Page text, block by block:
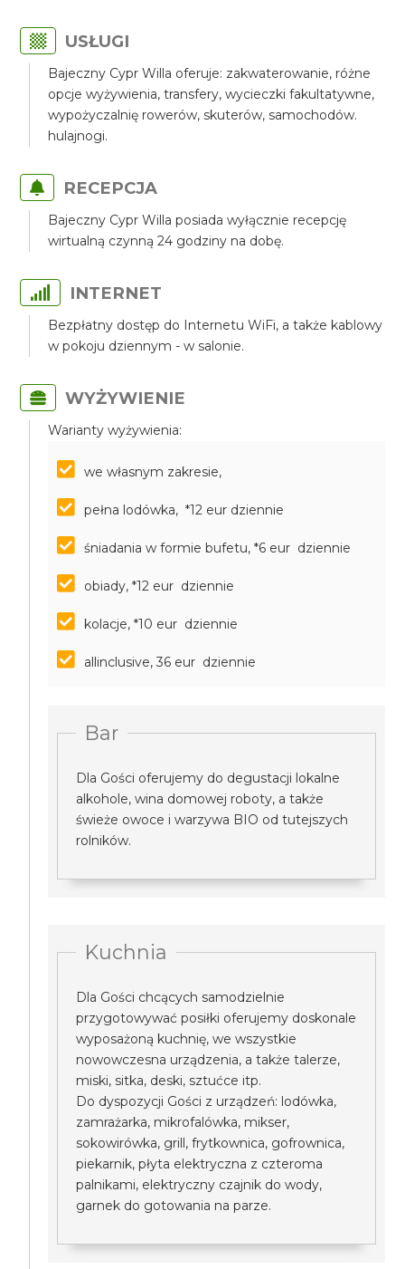
USŁUGI
Bajeczny Cypr Willa oferuje: zakwaterowanie, różne
opcje wyżywienia, transfery, wycieczki fakultatywne,
wypożyczalnię rowerów, skuterów, samochodów.
hulajnogi.
RECEPCJA
Bajeczny Cypr Willa posiada wyłącznie recepcję
wirtualną czynną 24 godziny na dobę.
INTERNET
Bezpłatny dostęp do Internetu WiFi, a także kablowy
w pokoju dziennym - w salonie.
WYŻYWIENIE
Warianty wyżywienia:
we własnym zakresie,
pełna lodówka, *12 eur dziennie
śniadania w formie bufetu, *6 eur dziennie
obiady, *12 eur dziennie
kolacje, *10 eur dziennie
allinclusive, 36 eur dziennie
Bar
Dla Gości oferujemy do degustacji lokalne
alkohole, wina domowej roboty, a także
świeże owoce i warzywa BIO od tutejszych
rolników.
Kuchnia
Dla Gości chcących samodzielnie
przygotowywać posiłki oferujemy doskonale
wyposażoną kuchnię, we wszystkie
nowowczesna urządzenia, a także talerze,
miski, sitka, deski, sztućce itp.
Do dyspozycji Gości z urządzeń: lodówka,
zamrażarka, mikrofalówka, mikser,
sokowirówka, grill, frytkownica, gofrownica,
piekarnik, płyta elektryczna z czteroma
palnikami, elektryczny czajnik do wody,
garnek do gotowania na parze.